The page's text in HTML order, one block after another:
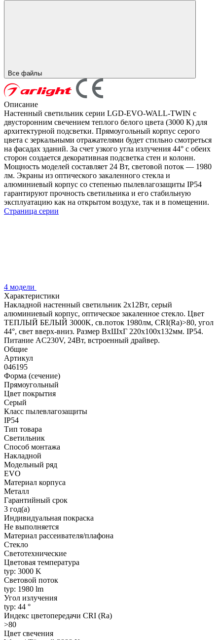
Все файлы
Описание
Настенный светильник серии LGD-EVO-WALL-TWIN с
двусторонним свечением теплого белого цвета (3000 К) для
архитектурной подсветки. Прямоугольный корпус серого
цвета с зеркальными отражателями будет стильно смотреться
на фасадах зданий. За счет узкого угла излучения 44° с обеих
сторон создается декоративная подсветка стен и колонн.
Мощность моделей составляет 24 Вт, световой поток — 1980
лм. Экраны из оптического закаленного стекла и
алюминиевый корпус со степенью пылевлагозащиты IP54
гарантируют прочность светильника и его стабильную
эксплуатацию как на открытом воздухе, так и в помещении.
Страница серии
4 модели
Характеристики
Накладной настенный светильник 2x12Вт, серый
алюминиевый корпус, оптическое закаленное стекло. Цвет
ТЕПЛЫЙ БЕЛЫЙ 3000K, св.поток 1980лм, CRI(Ra)>80, угол
44°, свет вверх-вниз. Размер ВхШхГ 220x100x132мм. IP54.
Питание AC230V, 24Вт, встроенный драйвер.
Общие
Артикул
046195
Форма (сечение)
Прямоугольный
Цвет покрытия
Серый
Класс пылевлагозащиты
IP54
Тип товара
Светильник
Способ монтажа
Накладной
Модельный ряд
EVO
Материал корпуса
Металл
Гарантийный срок
3 год(а)
Индивидуальная покраска
Не выполняется
Материал рассеивателя/плафона
Стекло
Светотехнические
Цветовая температура
typ: 3000 K
Световой поток
typ: 1980 lm
Угол излучения
typ: 44 °
Индекс цветопередачи CRI (Ra)
>80
Цвет свечения